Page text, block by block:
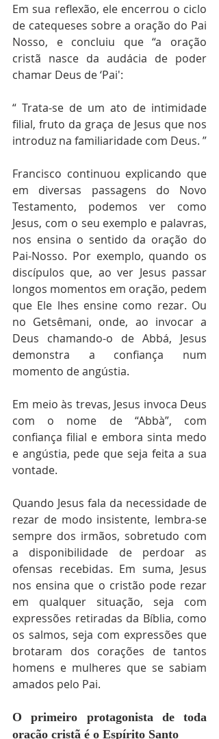
Em sua reflexão, ele encerrou o ciclo
de catequeses sobre a oração do Pai
Nosso, e concluiu que “a oração
cristã nasce da audácia de poder
chamar Deus de ‘Pai':
“ Trata-se de um ato de intimidade
filial, fruto da graça de Jesus que nos
introduz na familiaridade com Deus. ”
Francisco continuou explicando que
em diversas passagens do Novo
Testamento, podemos ver como
Jesus, com o seu exemplo e palavras,
nos ensina o sentido da oração do
Pai-Nosso. Por exemplo, quando os
discípulos que, ao ver Jesus passar
longos momentos em oração, pedem
que Ele lhes ensine como rezar. Ou
no Getsêmani, onde, ao invocar a
Deus chamando-o de Abbá, Jesus
demonstra a confiança num
momento de angústia.
Em meio às trevas, Jesus invoca Deus
com o nome de “Abbà”, com
confiança filial e embora sinta medo
e angústia, pede que seja feita a sua
vontade.
Quando Jesus fala da necessidade de
rezar de modo insistente, lembra-se
sempre dos irmãos, sobretudo com
a disponibilidade de perdoar as
ofensas recebidas. Em suma, Jesus
nos ensina que o cristão pode rezar
em qualquer situação, seja com
expressões retiradas da Bíblia, como
os salmos, seja com expressões que
brotaram dos corações de tantos
homens e mulheres que se sabiam
amados pelo Pai.
O primeiro protagonista de toda
oração cristã é o Espírito Santo